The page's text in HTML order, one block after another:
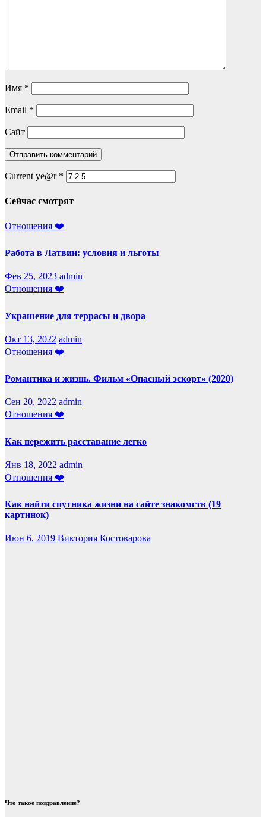
Имя *
Email *
Сайт
Current ye@r *
Сейчас смотрят
Отношения ❤️
Работа в Латвии: условия и льготы
Фев 25, 2023 admin
Отношения ❤️
Украшение для террасы и двора
Окт 13, 2022 admin
Отношения ❤️
Романтика и жизнь. Фильм «Опасный эскорт» (2020)
Сен 20, 2022 admin
Отношения ❤️
Как пережить расставание легко
Янв 18, 2022 admin
Отношения ❤️
Как найти спутника жизни на сайте знакомств (19
картинок)
Июн 6, 2019 Виктория Костоварова
Что такое поздравление?